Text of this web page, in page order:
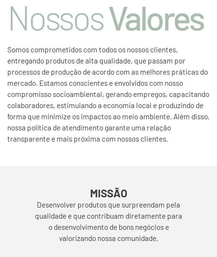
NossosValores
Somos comprometidos com todos os nossos clientes,
entregando produtos de alta qualidade, que passam por
processos de produção de acordo com as melhores práticas do
mercado. Estamos conscientes e envolvidos com nosso
compromisso socioambiental, gerando empregos, capacitando
colaboradores, estimulando a economia local e produzindo de
forma que minimize os impactos ao meio ambiente. Além disso,
nossa política de atendimento garante uma relação
transparente e mais próxima com nossos clientes.
MISSÃO
Desenvolver produtos que surpreendam pela
qualidade e que contribuam diretamente para
o desenvolvimento de bons negócios e
valorizando nossa comunidade.